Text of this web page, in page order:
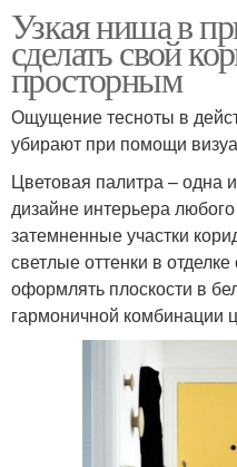
Узкая ниша в
сделать свой
просторным
Ощущение тесноты в
убирают при помощи
Цветовая палитра – одна
дизайне интерьера
затемненные участки
светлые оттенки в
оформлять плоскости в
гармоничной комбинации